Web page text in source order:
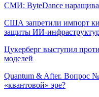
СМИ: ByteDance
США запретили импорт
защиты ИИ-
Цукерберг выступил
моделей
Quantum & After. Вопрос
«квантовой» эре?